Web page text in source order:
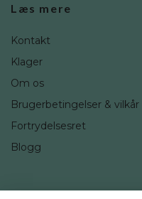
Læs mere
Kontakt
Klager
Om os
Brugerbetingelser & vilkår
Fortrydelsesret
Blogg